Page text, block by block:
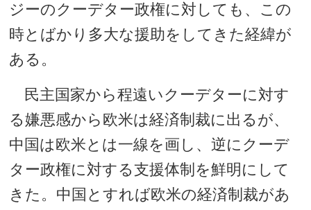
ジーのクーデター政権に対しても、この
時とばかり多大な援助をしてきた経緯が
ある。
民主国家から程遠いクーデターに対す
る嫌悪感から欧米は経済制裁に出るが、
中国は欧米とは一線を画し、逆にクーデ
ター政権に対する支援体制を鮮明にして
きた。中国とすれば欧米の経済制裁があ